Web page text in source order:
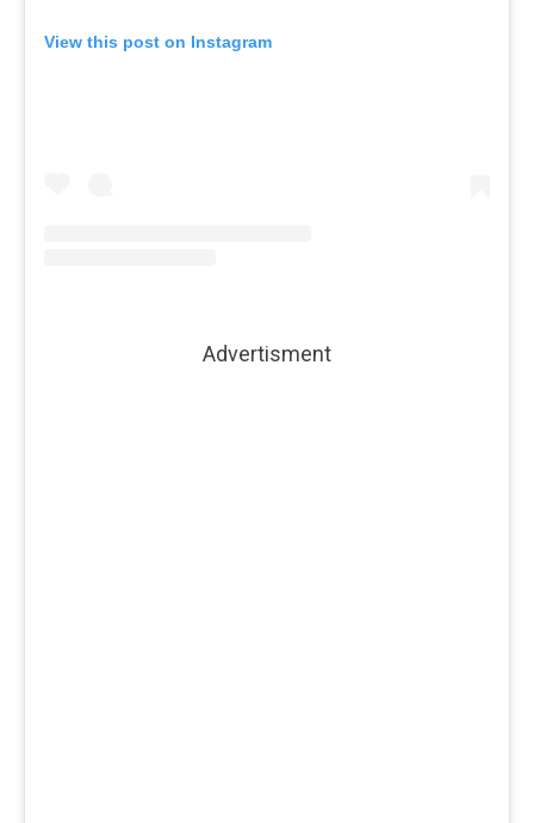
View this post on Instagram
Advertisment